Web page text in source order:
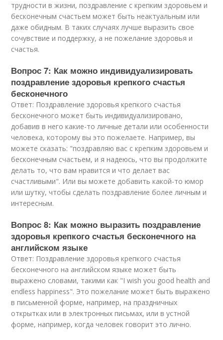
трудности в жизни, поздравление с крепким здоровьем и
бесконечным счастьем может быть неактуальным или
даже обидным. В таких случаях лучше выразить свое
сочувствие и поддержку, а не пожелание здоровья и
счастья.
Вопрос 7: Как можно индивидуализировать
поздравление здоровья крепкого счастья
бесконечного
Ответ: Поздравление здоровья крепкого счастья
бесконечного может быть индивидуализировано,
добавив в него какие-то личные детали или особенности
человека, которому вы это пожелаете. Например, вы
можете сказать: "поздравляю вас с крепким здоровьем и
бесконечным счастьем, и я надеюсь, что вы продолжите
делать то, что вам нравится и что делает вас
счастливыми". Или вы можете добавить какой-то юмор
или шутку, чтобы сделать поздравление более личным и
интересным.
Вопрос 8: Как можно выразить поздравление
здоровья крепкого счастья бесконечного на
английском языке
Ответ: Поздравление здоровья крепкого счастья
бесконечного на английском языке может быть
выражено словами, такими как "I wish you good health and
endless happiness". Это пожелание может быть выражено
в письменной форме, например, на праздничных
открытках или в электронных письмах, или в устной
форме, например, когда человек говорит это лично.